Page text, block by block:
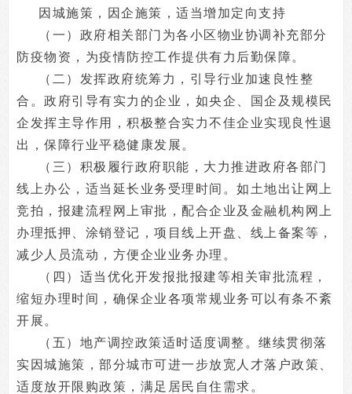
因城施策，因企施策，适当增加定向支持
（一）政府相关部门为各小区物业协调补充部分
防疫物资，为疫情防控工作提供有力后勤保障。
（二）发挥政府统筹力，引导行业加速良性整
合。政府引导有实力的企业，如央企、国企及规模民
企发挥主导作用，积极整合实力不佳企业实现良性退
出，保障行业平稳健康发展。
（三）积极履行政府职能，大力推进政府各部门
线上办公，适当延长业务受理时间。如土地出让网上
竞拍，报建流程网上审批，配合企业及金融机构网上
办理抵押、涂销登记，项目线上开盘、线上备案等，
减少人员流动，方便企业业务办理。
（四）适当优化开发报批报建等相关审批流程，
缩短办理时间，确保企业各项常规业务可以有条不紊
开展。
（五）地产调控政策适时适度调整。继续贯彻落
实因城施策，部分城市可进一步放宽人才落户政策、
适度放开限购政策，满足居民自住需求。